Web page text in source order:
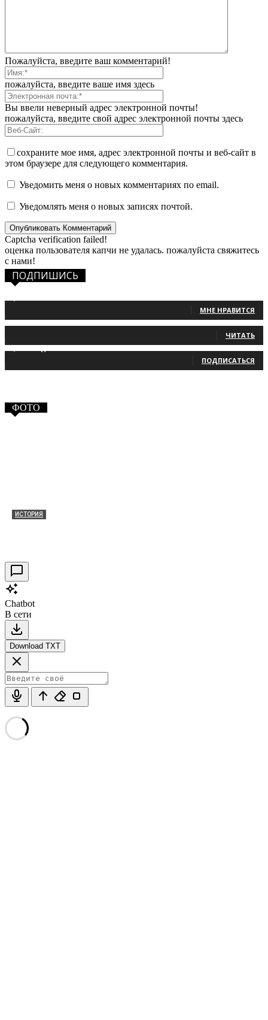
Пожалуйста, введите ваш комментарий!
пожалуйста, введите ваше имя здесь
Вы ввели неверный адрес электронной почты!
пожалуйста, введите свой адрес электронной почты здесь
сохраните мое имя, адрес электронной почты и веб-сайт в
этом браузере для следующего комментария.
Уведомить меня о новых комментариях по email.
Уведомлять меня о новых записях почтой.
Captcha verification failed!
оценка пользователя капчи не удалась. пожалуйста свяжитесь
с нами!
ПОДПИШИСЬ
МНЕ НРАВИТСЯ
ЧИТАТЬ
ПОДПИСАТЬСЯ
ФОТО
ИСТОРИЯ
Chatbot
В сети
Download TXT